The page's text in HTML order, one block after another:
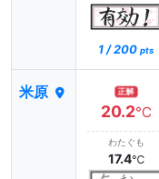
1 / 200 pts
米原 正解
20.2℃
わたぐも
17.4℃